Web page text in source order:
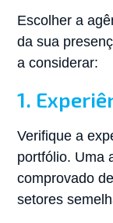
Escolher a
da sua
a considerar:
1.
Verifique a
portfólio. Uma
comprovado
setores